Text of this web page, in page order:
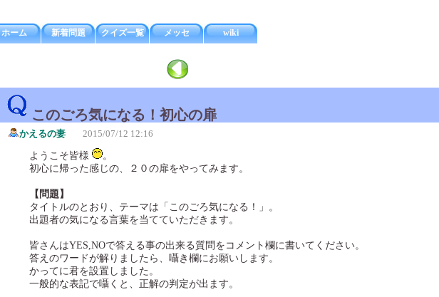
ホーム 新着問題 クイズ一覧 メッセ wiki
このごろ気になる！初心の扉
かえるの妻 2015/07/12 12:16
ようこそ皆様
。
初心に帰った感じの、２０の扉をやってみます。
【問題】
タイトルのとおり、テーマは「このごろ気になる！」。
出題者の気になる言葉を当てていただきます。
皆さんはYES,NOで答える事の出来る質問をコメント欄に書いてください。
答えのワードが解りましたら、囁き欄にお願いします。
かってに君を設置しました。
一般的な表記で囁くと、正解の判定が出ます。